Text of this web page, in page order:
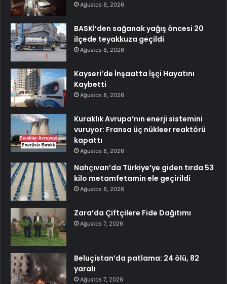
Ağustos 8, 2026
BASKİ’den sağanak yağış öncesi 20
ilçede teyakkuza geçildi
Ağustos 8, 2026
Kayseri’de İnşaatta İşçi Hayatını
Kaybetti
Ağustos 8, 2026
Kuraklık Avrupa’nın enerji sistemini
vuruyor: Fransa üç nükleer reaktörü
kapattı
Ağustos 8, 2026
Nahçıvan’da Türkiye’ye giden tırda 53
kilo metamfetamin ele geçirildi
Ağustos 8, 2026
Zara’da Çiftçilere Fide Dağıtımı
Ağustos 7, 2026
Beluçistan’da patlama: 24 ölü, 82
yaralı
Ağustos 7, 2026